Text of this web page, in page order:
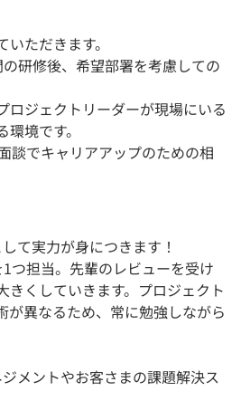
ただきます。
研修後、希望部署を考慮しての
ロジェクトリーダーが現場にいる
境です。
談でキャリアアップのための相
て実力が身につきます！
つ担当。先輩のレビューを受け
きくしていきます。プロジェクト
が異なるため、常に勉強しながら
メントやお客さまの課題解決ス